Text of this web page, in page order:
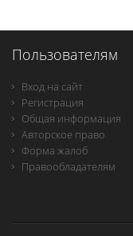
Пользователям
Вход на сайт
Регистрация
Общая информация
Авторское право
Форма жалоб
Правообладателям